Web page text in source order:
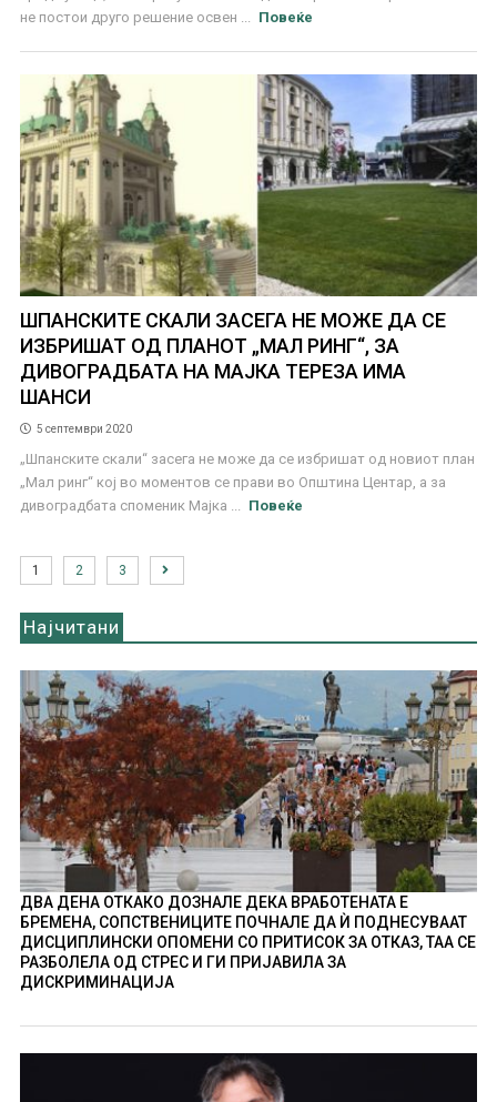
не постои друго решение освен ...
Повеќе
ШПАНСКИТЕ СКАЛИ ЗАСЕГА НЕ МОЖЕ ДА СЕ
ИЗБРИШАТ ОД ПЛАНОТ „МАЛ РИНГ“, ЗА
ДИВОГРАДБАТА НА МАЈКА ТЕРЕЗА ИМА
ШАНСИ
5 септември 2020
„Шпанските скали“ засега не може да се избришат од новиот план
„Мал ринг“ кој во моментов се прави во Општина Центар, а за
дивоградбата споменик Мајка ...
Повеќе
1 2 3
Најчитани
ДВА ДЕНА ОТКАКО ДОЗНАЛЕ ДЕКА ВРАБОТЕНАТА Е
БРЕМЕНА, СОПСТВЕНИЦИТЕ ПОЧНАЛЕ ДА Ѝ ПОДНЕСУВААТ
ДИСЦИПЛИНСКИ ОПОМЕНИ СО ПРИТИСОК ЗА ОТКАЗ, ТАА СЕ
РАЗБОЛЕЛА ОД СТРЕС И ГИ ПРИЈАВИЛА ЗА
ДИСКРИМИНАЦИЈА